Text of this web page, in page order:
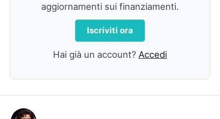
aggiornamenti sui finanziamenti.
Iscriviti ora
Hai già un account? Accedi